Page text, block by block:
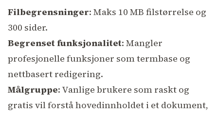
Filbegrensninger: Maks 10 MB filstørrelse og
300 sider.
Begrenset funksjonalitet: Mangler
profesjonelle funksjoner som termbase og
nettbasert redigering.
Målgruppe: Vanlige brukere som raskt og
gratis vil forstå hovedinnholdet i et dokument,